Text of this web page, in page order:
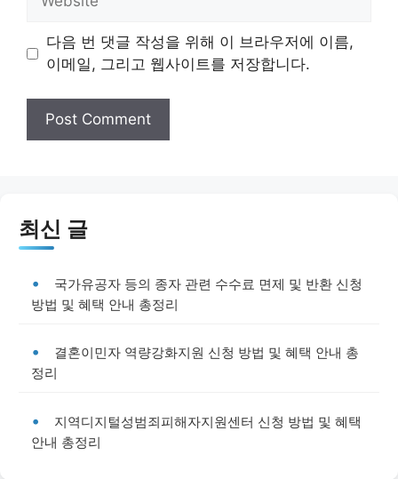
다음 번 댓글 작성을 위해 이 브라우저에 이름,
이메일, 그리고 웹사이트를 저장합니다.
최신 글
국가유공자 등의 종자 관련 수수료 면제 및 반환 신청
방법 및 혜택 안내 총정리
결혼이민자 역량강화지원 신청 방법 및 혜택 안내 총
정리
지역디지털성범죄피해자지원센터 신청 방법 및 혜택
안내 총정리